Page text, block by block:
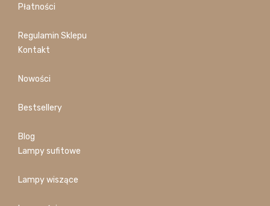
Płatności
Regulamin Sklepu
Kontakt
Nowości
Bestsellery
Blog
Lampy sufitowe
Lampy wiszące